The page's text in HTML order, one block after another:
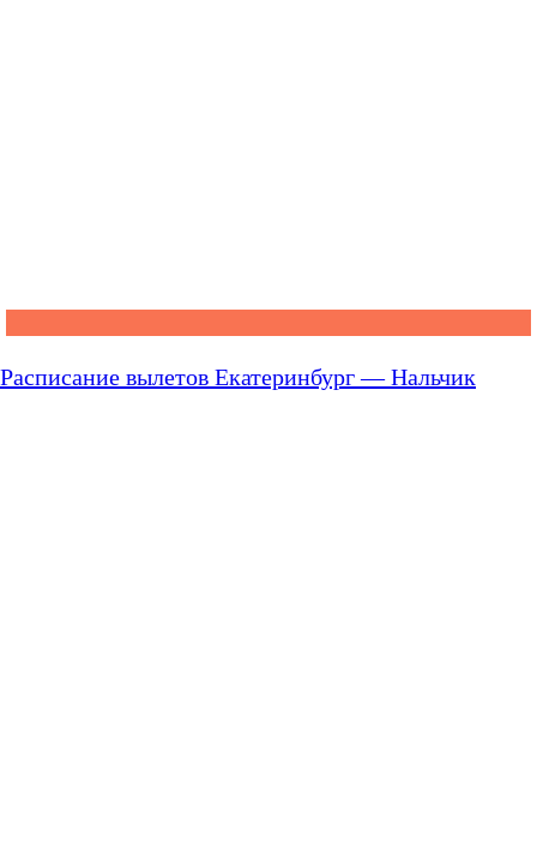
Расписание вылетов Екатеринбург — Нальчик